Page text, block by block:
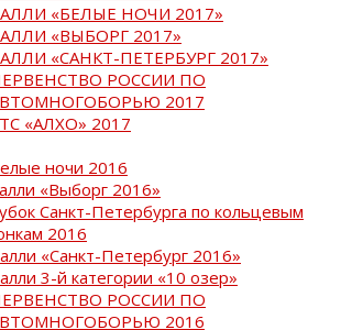
«БЕЛЫЕ НОЧИ 2017»
«ВЫБОРГ 2017»
«САНКТ-ПЕТЕРБУРГ 2017»
РОССИИ ПО
2017
«АЛХО» 2017
ночи 2016
«Выборг 2016»
Санкт-Петербурга по кольцевым
2016
«Санкт-Петербург 2016»
3-й категории «10 озер»
РОССИИ ПО
2016